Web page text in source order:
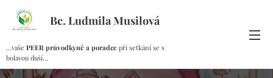
Bc. Ludmila Musilová
...vaše PEER průvodkyně a poradce při setkání se s
bolavou duší...